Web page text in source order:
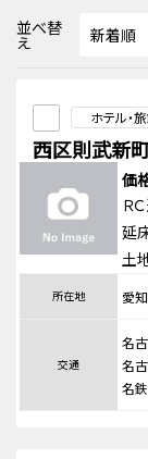
並べ替
え
ホテル・
西区則武新
価
Ｒ
延
土
所在地 愛
交通
名
名
名